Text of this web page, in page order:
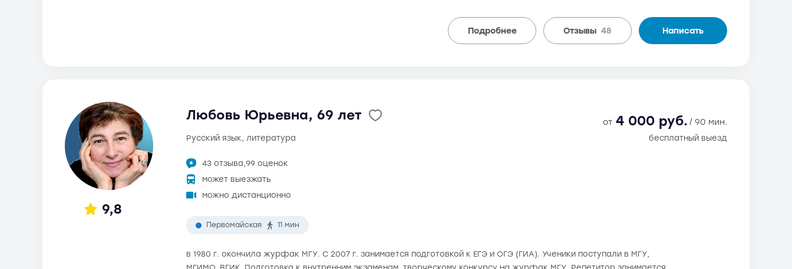
Подробнее Отзывы 48 Написать
9,8
Любовь Юрьевна, 69 лет от 4 000 руб. / 90 мин.
русский язык, литература бесплатный выезд
43 отзыва,99 оценок
может выезжать
можно дистанционно
Первомайская 11 мин
в 1980 г. окончила журфак МГУ. С 2007 г. занимается подготовкой к ЕГЭ и ОГЭ (ГИА). Ученики поступали в МГУ,